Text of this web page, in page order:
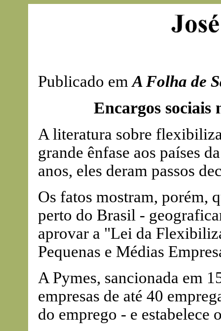
Publicado emA Folha de
Encargos sociais
A literatura sobre
grande ênfase aos países
anos, eles deram passos
Os fatos mostram, porém,
perto do Brasil -
aprovar a "Lei da
Pequenas e Médias
A Pymes, sancionada em
empresas de até 40
do emprego - e estabelece